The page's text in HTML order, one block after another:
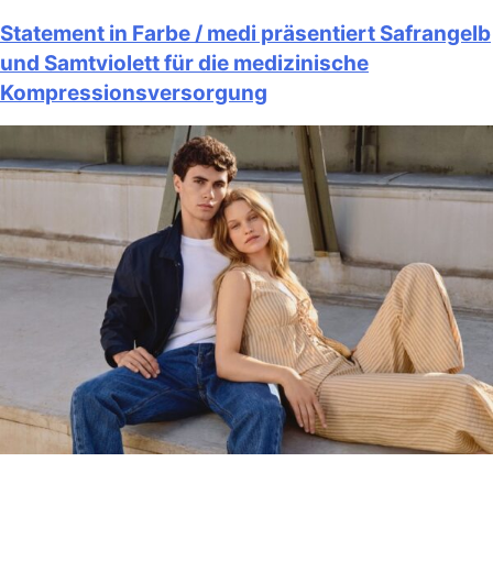
Statement in Farbe / medi präsentiert Safrangelb
und Samtviolett für die medizinische
Kompressionsversorgung